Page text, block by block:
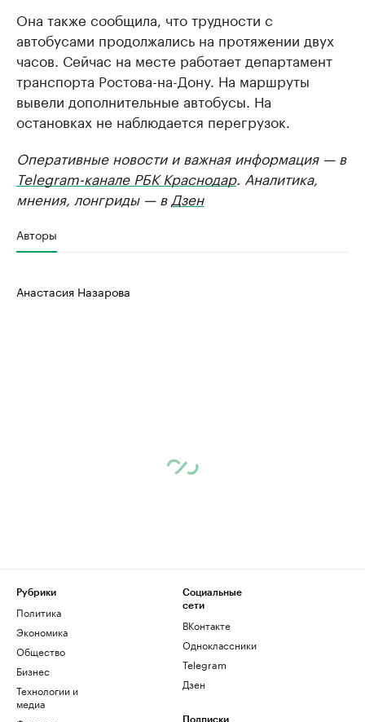
Она также сообщила, что трудности с
автобусами продолжались на протяжении двух
часов. Сейчас на месте работает департамент
транспорта Ростова-на-Дону. На маршруты
вывели дополнительные автобусы. На
остановках не наблюдается перегрузок.
Оперативные новости и важная информация — в
Telegram-канале РБК Краснодар. Аналитика,
мнения, лонгриды — в Дзен
Авторы
Анастасия Назарова
Рубрики
Политика
Экономика
Общество
Бизнес
Технологии и
медиа
Социальные
сети
ВКонтакте
Одноклассники
Telegram
Дзен
Подписки